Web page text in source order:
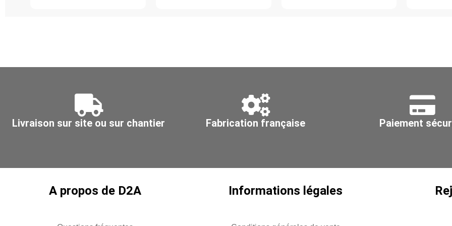
Livraison sur site ou sur chantier Fabrication française Paiement
A propos de D2A Informations légales